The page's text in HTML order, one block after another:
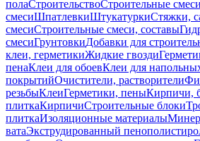
полаСтроительствоСтроительные
смесиШпатлевкиШтукатуркиСтяжки,
смесиСтроительные смеси, составы
смесиГрунтовкиДобавки для
клеи, герметикиЖидкие гвозди
пенаКлеи для обоевКлеи для
покрытийОчистители, растворители
резьбыКлеиГерметики, пеныКирпичи,
плиткаКирпичиСтроительные блоки
плиткаИзоляционные материалы
ватаЭкструдированный